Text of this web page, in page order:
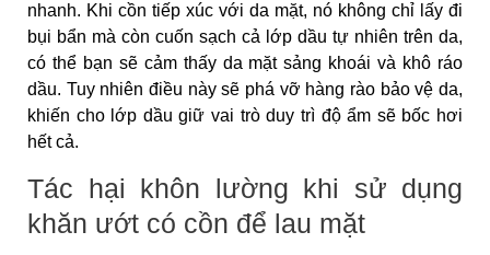
nhanh. Khi cồn tiếp xúc với da mặt, nó không chỉ lấy đi
bụi bẩn mà còn cuốn sạch cả lớp dầu tự nhiên trên da,
có thể bạn sẽ cảm thấy da mặt sảng khoái và khô ráo
dầu. Tuy nhiên điều này sẽ phá vỡ hàng rào bảo vệ da,
khiến cho lớp dầu giữ vai trò duy trì độ ẩm sẽ bốc hơi
hết cả.
Tác hại khôn lường khi sử dụng
khăn ướt có cồn để lau mặt